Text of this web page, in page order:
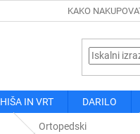
KAKO
HIŠA IN VRT DARILO
Ortopedski